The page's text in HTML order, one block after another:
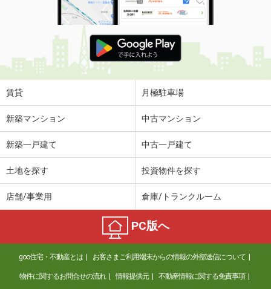
賃貸 月極駐車場
新築マンション 中古マンション
新築一戸建て 中古一戸建て
土地を探す 投資物件を探す
店舗/事業用 倉庫/トランクルーム
PC版へ
goo住宅・不動産とは お客さまご利用端末からの情報の外部送信について
物件に関するお問合せの流れ 情報提供元 不動産情報に関する免責事項